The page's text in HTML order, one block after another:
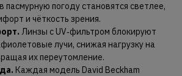
пасмурную погоду становятся светлее,
и чёткость зрения.
Линзы с UV‑фильтром блокируют
лучи, снижая нагрузку на
их переутомление.
Каждая модель David Beckham